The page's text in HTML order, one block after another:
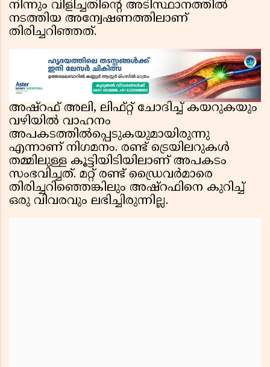
നിന്നും വിളിച്ചതിന്റെ അടിസ്ഥാനത്തില്‍
നടത്തിയ അന്വേഷണത്തിലാണ്
തിരിച്ചറിഞ്ഞത്.
അഷ്‌റഫ് അലി, ലിഫ്റ്റ് ചോദിച്ച് കയറുകയും
വഴിയില്‍ വാഹനം
അപകടത്തില്‍പ്പെടുകയുമായിരുന്നു
എന്നാണ് നിഗമനം. രണ്ട് ട്രെയിലറുകള്‍
തമ്മിലുള്ള കൂട്ടിയിടിയിലാണ് അപകടം
സംഭവിച്ചത്. മറ്റ് രണ്ട് ഡ്രൈവര്‍മാരെ
തിരിച്ചറിഞ്ഞെങ്കിലും അഷ്‌റഫിനെ കുറിച്ച്
ഒരു വിവരവും ലഭിച്ചിരുന്നില്ല.